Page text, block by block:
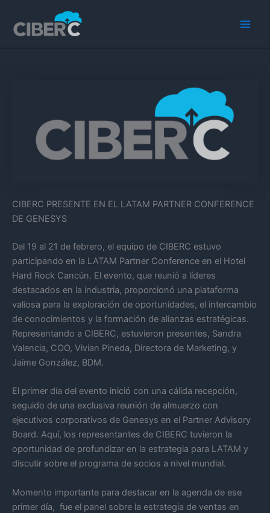
contenido
CIBERC PRESENTE EN EL LATAM PARTNER CONFERENCE
DE GENESYS
Del 19 al 21 de febrero, el equipo de CIBERC estuvo
participando en la LATAM Partner Conference en el Hotel
Hard Rock Cancún. El evento, que reunió a líderes
destacados en la industria, proporcionó una plataforma
valiosa para la exploración de oportunidades, el intercambio
de conocimientos y la formación de alianzas estratégicas.
Representando a CIBERC, estuvieron presentes, Sandra
Valencia, COO, Vivian Pineda, Directora de Marketing, y
Jaime González, BDM.
El primer día del evento inició con una cálida recepción,
seguido de una exclusiva reunión de almuerzo con
ejecutivos corporativos de Genesys en el Partner Advisory
Board. Aquí, los representantes de CIBERC tuvieron la
oportunidad de profundizar en la estrategia para LATAM y
discutir sobre el programa de socios a nivel mundial.
Momento importante para destacar en la agenda de ese
primer día, fue el panel sobre la estrategia de ventas en